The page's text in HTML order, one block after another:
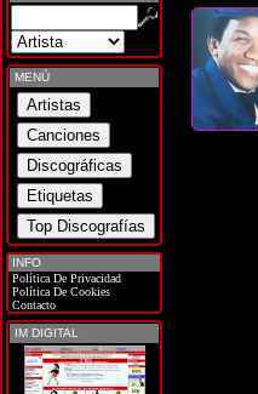
MENÚ
INFO
Política De Privacidad
Política De Cookies
Contacto
IM DIGITAL